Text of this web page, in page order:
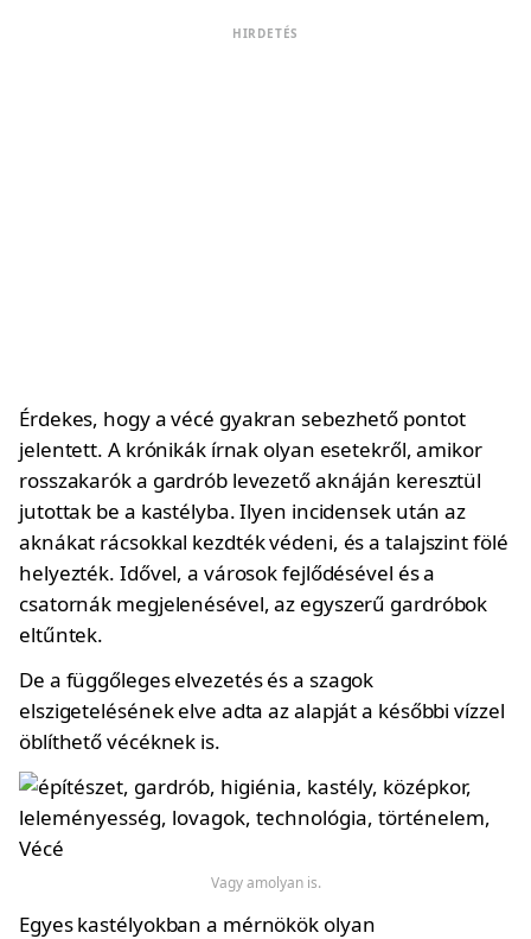
HIRDETÉS
Érdekes, hogy a vécé gyakran sebezhető pontot
jelentett. A krónikák írnak olyan esetekről, amikor
rosszakarók a gardrób levezető aknáján keresztül
jutottak be a kastélyba. Ilyen incidensek után az
aknákat rácsokkal kezdték védeni, és a talajszint fölé
helyezték. Idővel, a városok fejlődésével és a
csatornák megjelenésével, az egyszerű gardróbok
eltűntek.
De a függőleges elvezetés és a szagok
elszigetelésének elve adta az alapját a későbbi vízzel
öblíthető vécéknek is.
Vagy amolyan is.
Egyes kastélyokban a mérnökök olyan